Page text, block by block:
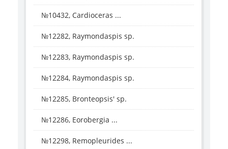
№10432, Cardioceras ...
№12282, Raymondaspis sp.
№12283, Raymondaspis sp.
№12284, Raymondaspis sp.
№12285, Bronteopsis' sp.
№12286, Eorobergia ...
№12298, Remopleurides ...